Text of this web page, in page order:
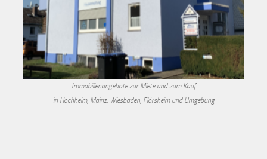
Immobilienangebote zur Miete und zum Kauf
in Hochheim, Mainz, Wiesbaden, Flörsheim und Umgebung